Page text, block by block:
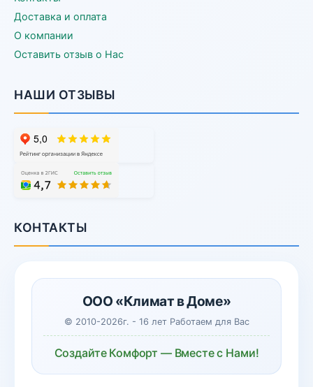
Доставка и оплата
О компании
Оставить отзыв о Нас
НАШИ ОТЗЫВЫ
КОНТАКТЫ
ООО «Климат в Доме»
© 2010-2026г. - 16 лет Работаем для Вас
Создайте Комфорт — Вместе с Нами!